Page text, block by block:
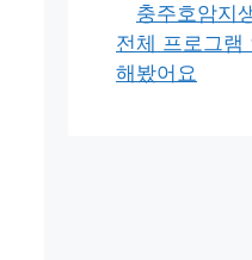
충주호암지
전체 프로그램
해봤어요